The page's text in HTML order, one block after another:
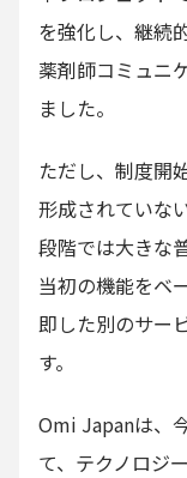
を強化し、継続
薬剤師コミュニ
ました。
ただし、制度開
形成されていな
段階では大きな
当初の機能をベ
即した別のサー
す。
Omi Japanは、
て、テクノロジ